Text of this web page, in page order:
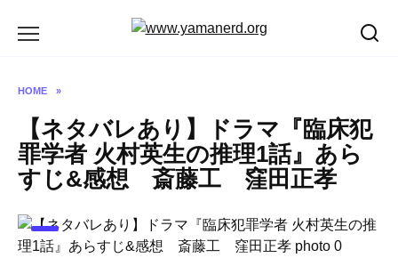
HOME »
【ネタバレあり】ドラマ『臨床犯
罪学者 火村英生の推理1話』あら
すじ&感想 斎藤工 窪田正孝